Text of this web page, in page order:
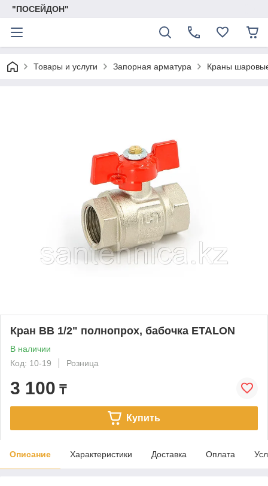
"ПОСЕЙДОН"
Товары и услуги Запорная арматура Краны
Кран ВВ 1/2" полнопрох, бабочка ETALON
В наличии
Код: 10-19
Розница
3 100 ₸
Купить
Описание Характеристики Доставка Оплата